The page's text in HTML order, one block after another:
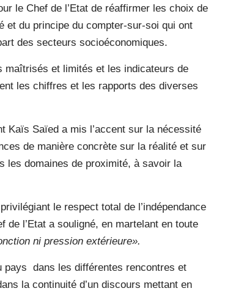
le Chef de l’Etat de réaffirmer les choix de
et du principe du compter-sur-soi qui ont
des secteurs socioéconomiques.
maîtrisés et limités et les indicateurs de
les chiffres et les rapports des diverses
Kaïs Saïed a mis l’accent sur la nécessité
de manière concrète sur la réalité et sur
les domaines de proximité, à savoir la
le respect total de l’indépendance
l’Etat a souligné, en martelant en toute
ni pression extérieure».
pays dans les différentes rencontres et
la continuité d’un discours mettant en